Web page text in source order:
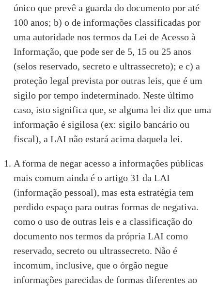
único que prevê a guarda do documento por até
100 anos; b) o de informações classificadas por
uma autoridade nos termos da Lei de Acesso à
Informação, que pode ser de 5, 15 ou 25 anos
(selos reservado, secreto e ultrassecreto); e c) a
proteção legal prevista por outras leis, que é um
sigilo por tempo indeterminado. Neste último
caso, isto significa que, se alguma lei diz que uma
informação é sigilosa (ex: sigilo bancário ou
fiscal), a LAI não estará acima daquela lei.
A forma de negar acesso a informações públicas
mais comum ainda é o artigo 31 da LAI
(informação pessoal), mas esta estratégia tem
perdido espaço para outras formas de negativa.
como o uso de outras leis e a classificação do
documento nos termos da própria LAI como
reservado, secreto ou ultrassecreto. Não é
incomum, inclusive, que o órgão negue
informações parecidas de formas diferentes ao